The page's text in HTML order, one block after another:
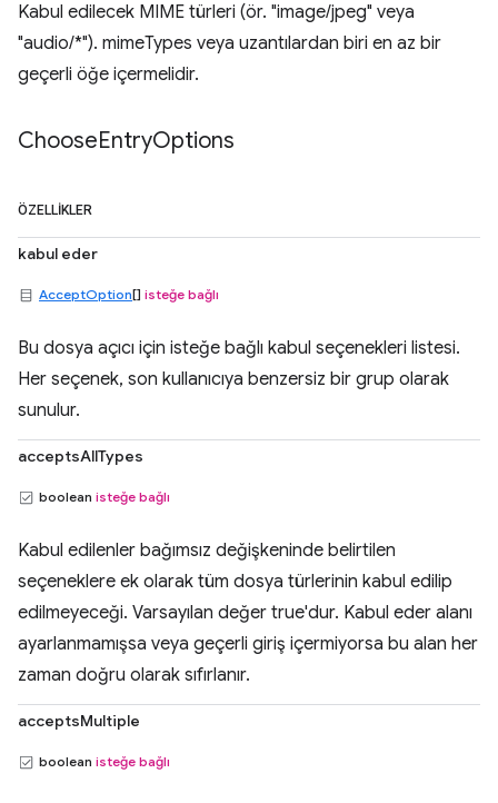
Kabul edilecek MIME türleri (ör. "image/jpeg" veya
"audio/*"). mimeTypes veya uzantılardan biri en az bir
geçerli öğe içermelidir.
ChooseEntryOptions
ÖZELLIKLER
kabul eder
AcceptOption[] isteğe bağlı
Bu dosya açıcı için isteğe bağlı kabul seçenekleri listesi.
Her seçenek, son kullanıcıya benzersiz bir grup olarak
sunulur.
acceptsAllTypes
boolean isteğe bağlı
Kabul edilenler bağımsız değişkeninde belirtilen
seçeneklere ek olarak tüm dosya türlerinin kabul edilip
edilmeyeceği. Varsayılan değer true'dur. Kabul eder alanı
ayarlanmamışsa veya geçerli giriş içermiyorsa bu alan her
zaman doğru olarak sıfırlanır.
acceptsMultiple
boolean isteğe bağlı